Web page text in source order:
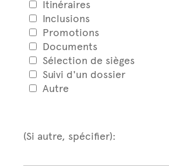
Itinéraires
Inclusions
Promotions
Documents
Sélection de sièges
Suivi d'un dossier
Autre
(Si autre, spécifier):